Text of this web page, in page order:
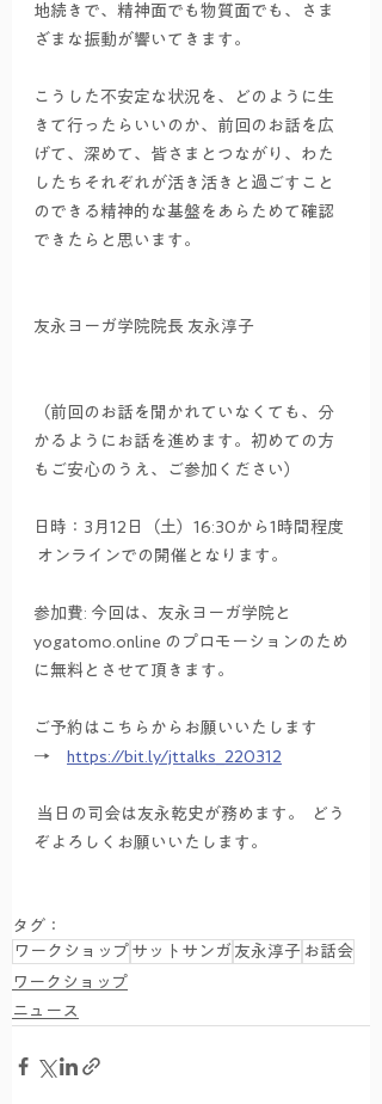
地続きで、精神面でも物質面でも、さま
ざまな振動が響いてきます。
こうした不安定な状況を、どのように生
きて行ったらいいのか、前回のお話を広
げて、深めて、皆さまとつながり、わた
したちそれぞれが活き活きと過ごすこと
のできる精神的な基盤をあらためて確認
できたらと思います。
友永ヨーガ学院院長 友永淳子
（前回のお話を聞かれていなくても、分
かるようにお話を進めます。初めての方
もご安心のうえ、ご参加ください）
日時：3月12日（土）16:30から1時間程度
オンラインでの開催となります。
参加費: 今回は、友永ヨーガ学院と
yogatomo.online のプロモーションのため
に無料とさせて頂きます。
ご予約はこちらからお願いいたします
→
https://bit.ly/jttalks_220312
ぞよろしくお願いいたします。
タグ：
ワークショップ サットサンガ 友永淳子 お話会
ワークショップ
ニュース